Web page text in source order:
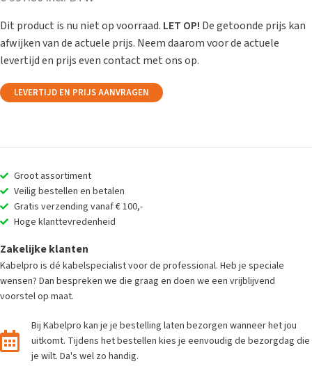
Dit product is nu niet op voorraad. LET OP! De getoonde prijs kan
afwijken van de actuele prijs. Neem daarom voor de actuele
levertijd en prijs even contact met ons op.
LEVERTIJD EN PRIJS AANVRAGEN
Groot assortiment
Veilig bestellen en betalen
Gratis verzending vanaf € 100,-
Hoge klanttevredenheid
Zakelijke klanten
Kabelpro is dé kabelspecialist voor de professional. Heb je speciale
wensen? Dan bespreken we die graag en doen we een vrijblijvend
voorstel op maat.
Bij Kabelpro kan je je bestelling laten bezorgen wanneer het jou
uitkomt. Tijdens het bestellen kies je eenvoudig de bezorgdag die
je wilt. Da's wel zo handig.